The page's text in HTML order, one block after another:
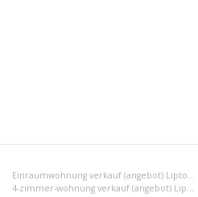
Einraumwohnung verkauf (angebot) Liptovský Mikuláš
4-zimmer-wohnung verkauf (angebot) Liptovský Mikuláš